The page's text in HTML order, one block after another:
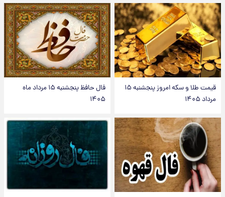
قیمت طلا و سکه امروز پنجشنبه ۱۵
مرداد ۱۴۰۵
فال حافظ پنجشنبه ۱۵ مرداد ماه
۱۴۰۵